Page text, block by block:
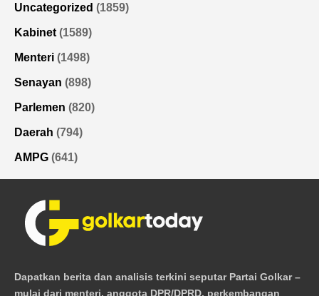
Uncategorized (1859)
Kabinet (1589)
Menteri (1498)
Senayan (898)
Parlemen (820)
Daerah (794)
AMPG (641)
Dapatkan berita dan analisis terkini seputar Partai Golkar –
mulai dari menteri, anggota DPR/DPRD, perkembangan